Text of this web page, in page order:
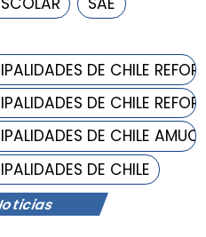
DE CHILE
DE CHILE
DE CHILE
DE CHILE